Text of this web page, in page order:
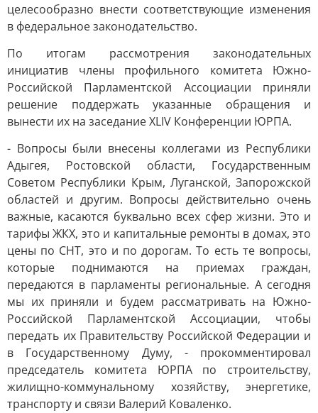
целесообразно внести соответствующие изменения
в федеральное законодательство.
По итогам рассмотрения законодательных
инициатив члены профильного комитета Южно-
Российской Парламентской Ассоциации приняли
решение поддержать указанные обращения и
вынести их на заседание XLIV Конференции ЮРПА.
- Вопросы были внесены коллегами из Республики
Адыгея, Ростовской области, Государственным
Советом Республики Крым, Луганской, Запорожской
областей и другим. Вопросы действительно очень
важные, касаются буквально всех сфер жизни. Это и
тарифы ЖКХ, это и капитальные ремонты в домах, это
цены по СНТ, это и по дорогам. То есть те вопросы,
которые поднимаются на приемах граждан,
передаются в парламенты региональные. А сегодня
мы их приняли и будем рассматривать на Южно-
Российской Парламентской Ассоциации, чтобы
передать их Правительству Российской Федерации и
в Государственному Думу, - прокомментировал
председатель комитета ЮРПА по строительству,
жилищно-коммунальному хозяйству, энергетике,
транспорту и связи Валерий Коваленко.